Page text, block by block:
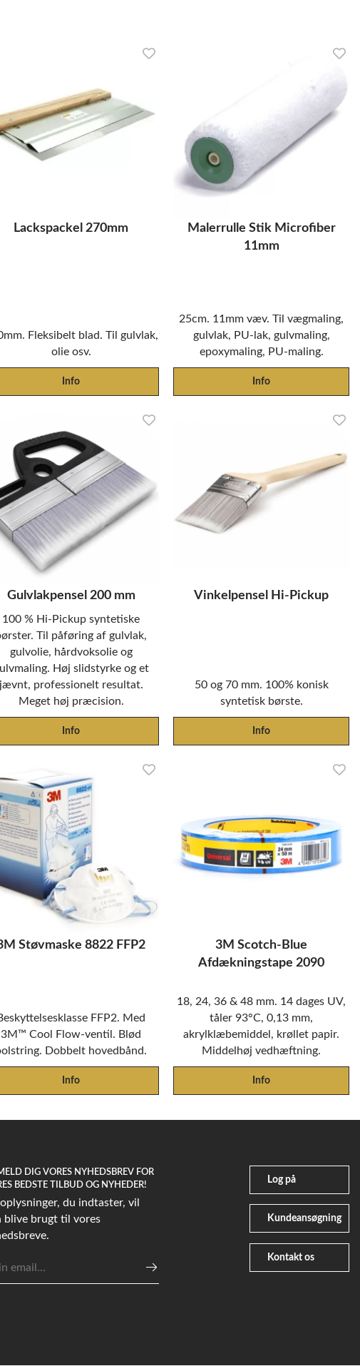
Lackspackel 270mm
Fleksibelt blad. Til gulvlak,
olie osv.
Info
Malerrulle Stik Microfiber
11mm
25cm. 11mm væv. Til vægmaling,
gulvlak, PU-lak, gulvmaling,
epoxymaling, PU-maling.
Info
Gulvlakpensel 200 mm
100 % Hi-Pickup syntetiske
Til påføring af gulvlak,
gulvolie, hårdvoksolie og
Høj slidstyrke og et
jævnt, professionelt resultat.
Meget høj præcision.
Info
Vinkelpensel Hi-Pickup
50 og 70 mm. 100% konisk
syntetisk børste.
Info
Støvmaske 8822 FFP2
FFP2. Med
3M™ Cool Flow-ventil. Blød
Dobbelt hovedbånd.
Info
3M Scotch-Blue
Afdækningstape 2090
18, 24, 36 & 48 mm. 14 dages UV,
tåler 93°C, 0,13 mm,
akrylklæbemiddel, krøllet papir.
Middelhøj vedhæftning.
Info
DIG VORES NYHEDSBREV FOR
BEDSTE TILBUD OG NYHEDER!
du indtaster, vil
blive brugt til vores
Kontakt os
Kundeansøgning
Log på